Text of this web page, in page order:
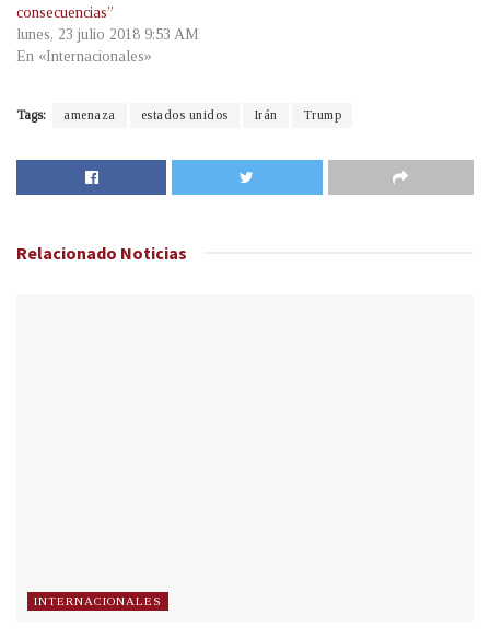
consecuencias”
lunes, 23 julio 2018 9:53 AM
En «Internacionales»
Tags: amenaza estados unidos Irán Trump
Relacionado Noticias
INTERNACIONALES